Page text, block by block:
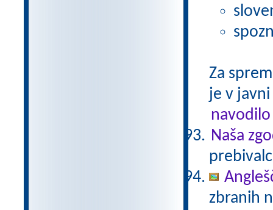
Za
je v
navodilo
Naša
zbranih